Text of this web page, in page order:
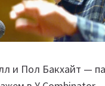
и Пол Бакхайт —